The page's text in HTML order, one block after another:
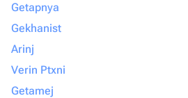
Getapnya
Gekhanist
Arinj
Verin Ptxni
Getamej